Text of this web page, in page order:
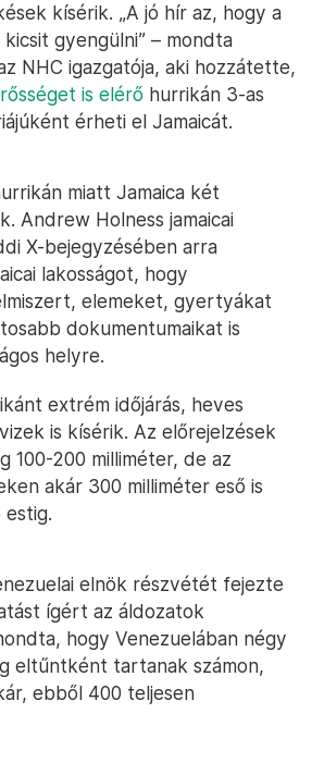
kísérik. „A jó hír az, hogy a
gyengülni” – mondta
NHC igazgatója, aki hozzátette,
is elérő hurrikán 3-as
érheti el Jamaicát.
miatt Jamaica két
Andrew Holness jamaicai
X-bejegyzésében arra
lakosságot, hogy
elemeket, gyertyákat
dokumentumaikat is
helyre.
extrém időjárás, heves
is kísérik. Az előrejelzések
100-200 milliméter, de az
akár 300 milliméter eső is
elnök részvétét fejezte
ígért az áldozatok
hogy Venezuelában négy
eltűntként tartanak számon,
ebből 400 teljesen